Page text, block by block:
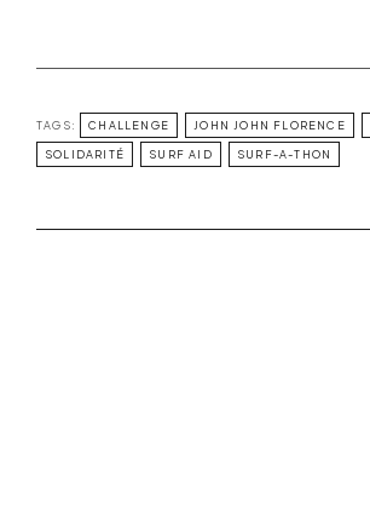
TAGS: CHALLENGE JOHN JOHN FLORENCE
SOLIDARITÉ SURF AID SURF-A-THON